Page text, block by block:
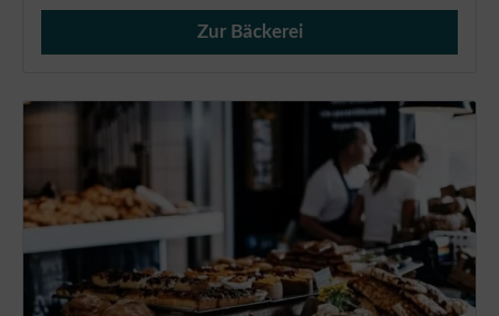
Verkauf von Brötchen,
Zur Bäckerei